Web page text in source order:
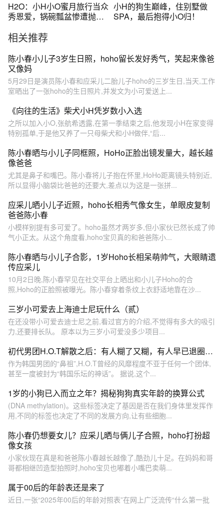
H2O：小H小O蜜月旅行当众
秀恩爱，锅碗瓢盆惨遭抛
小H的狗生巅峰，住别墅做
SPA，最后抱得小O归！
相关推荐
陈小春小儿子3岁生日照，hoho留长发好秀气，笑起来像爸
又像妈
5月29日是演员陈小春和应采儿二胎儿子hoho的三岁生日,当天,工作
室晒出了一张hoho的生日照片,并发文为小可爱送上...
《向往的生活》柴犬小H凭岁数小入选
之所以加入小O,张航希透露,在第一季结束之后,他发现小H在家变得
特别孤单,于是他又养了一只母柴犬和小H做伴,“后...
陈小春晒与小儿子同框照，HoHo正脸出镜发量大，越长越
像爸爸
尤其是鼻子和嘴巴。陈小春将儿子抱在怀里,HoHo距离镜头特别近,
所以显得小脑袋比爸爸的还要大,差点以为这是一张拼...
应采儿晒小儿子近照，hoho长相秀气像女生，单眼皮复制
爸爸陈小春
小模样别提有多可爱了。hoho虽然才两岁多,但小家伙已然长成了帅
气小正太。从这个角度看,hoho宝贝真的和爸爸陈小...
陈小春晒与小儿子合影，1岁Hoho长相呆萌帅气，大眼睛遗
传应采儿
10月2日晚,陈小春罕见在社交平台上晒出和小儿子Hoho的合
照,Hoho的正脸照被曝光。陈小春穿着条纹上衣舒适地靠在沙...
三岁小可爱去上海迪士尼玩什么（贰）
在还没带小可爱去迪士尼之前,看过官方的介绍,不觉得有多大的吸引
力,还要排长队。 原本以为三岁小可爱没多少项目...
初代男团H.O.T解散之后：有人糊了又糊，有人早已退圈…
作为韩国男团的“鼻祖”,H.O.T曾经的风靡程度不亚于任何一个团体,
甚至一度被封为“韩国乐坛的神话”。 据说,这个...
1岁的小狗已入而立之年？揭秘狗狗真实年龄的换算公式
(DNA methylation)。这些标签决定了基因是否在我们身体里发挥作
用,不同的标签也决定了不同的发展方向,让有些细胞...
陈小春仍想要女儿？应采儿晒与俩儿子合照，hoho打扮超
像女孩
小家伙现在真是和爸爸陈小春越长越像了,酷劲儿十足。在妈妈和哥
哥都相继凹造型拍照时,hoho宝贝也嘟着小嘴巴卖萌...
属于00后的年龄表还是来了
近日,一张“2025年00后的年龄对照表”在网上广泛流传️“什么第一批